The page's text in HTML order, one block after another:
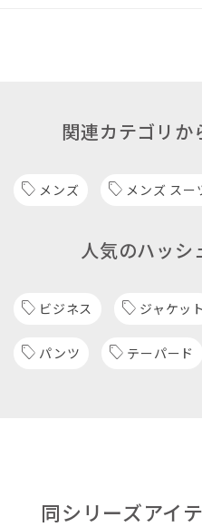
関連カテゴリか
メンズ メンズ スー
人気のハッシ
ビジネス ジャケット
パンツ テーパード
同シリーズアイ